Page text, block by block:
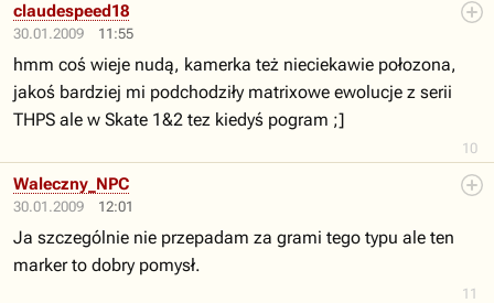
30.01.2009 11:55
10
claudespeed18
hmm coś wieje nudą, kamerka też nieciekawie połozona,
jakoś bardziej mi podchodziły matrixowe ewolucje z serii
THPS ale w Skate 1&2 tez kiedyś pogram ;]
30.01.2009 12:01
11
Waleczny_NPC
Ja szczególnie nie przepadam za grami tego typu ale ten
marker to dobry pomysł.